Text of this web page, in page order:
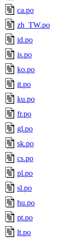
ca.po
zh_TW.po
id.po
is.po
ko.po
it.po
ku.po
fr.po
gl.po
sk.po
cs.po
pl.po
sl.po
hu.po
pt.po
lt.po